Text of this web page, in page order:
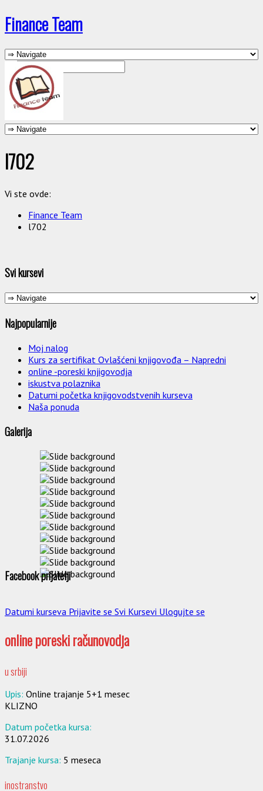
Finance Team
l702
Vi ste ovde:
Finance Team
l702
Svi kursevi
Najpopularnije
Moj nalog
Kurs za sertifikat Ovlašćeni knjigovođa – Napredni
online -poreski knjigovodja
iskustva polaznika
Datumi početka knjigovodstvenih kurseva
Naša ponuda
Galerija
Facebook prijatelji
Datumi kurseva Prijavite se Svi Kursevi Ulogujte se
online poreski računovodja
u srbiji
Upis: Online trajanje 5+1 mesec
KLIZNO
Datum početka kursa:
31.07.2026
Trajanje kursa: 5 meseca
inostranstvo